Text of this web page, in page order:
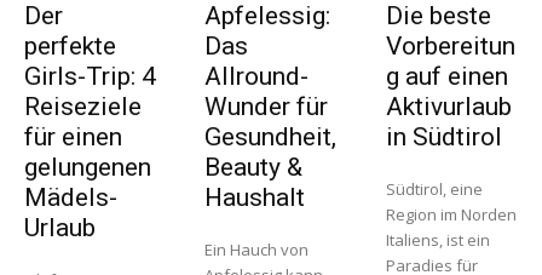
Der
perfekte
Girls-Trip: 4
Reiseziele
für einen
gelungenen
Mädels-
Urlaub
Apfelessig:
Das
Allround-
Wunder für
Gesundheit,
Beauty &
Haushalt
Ein Hauch von
Die beste
Vorbereitun
g auf einen
Aktivurlaub
in Südtirol
Südtirol, eine
Region im Norden
Italiens, ist ein
Paradies für